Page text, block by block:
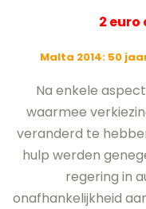
2
Malta 2014: 50
Na enkele
waarmee
veranderd te
hulp werden
regering in
onafhankelijkheid